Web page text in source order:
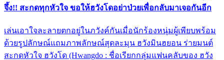
จึ้ง!! สะกดทุกหัวใจ ขอให้ฮวังโดอย่าป่วยเพื่อกลับมาเจอกันอีก
เล่นเอาใจละลายตกอยู่ในภวังค์กันเมื่อนักร้องหนุ่มผู้เพียบพร้อม
ด้วยรูปลักษณ์แถมภาพลักษณ์สุดละมุน ฮวังมินฮยอน ร่ายมนต์
สะกดหัวใจ ฮวังโด (Hwangdo : ชื่อเรียกกลุ่มแฟนคลับของ ฮวัง